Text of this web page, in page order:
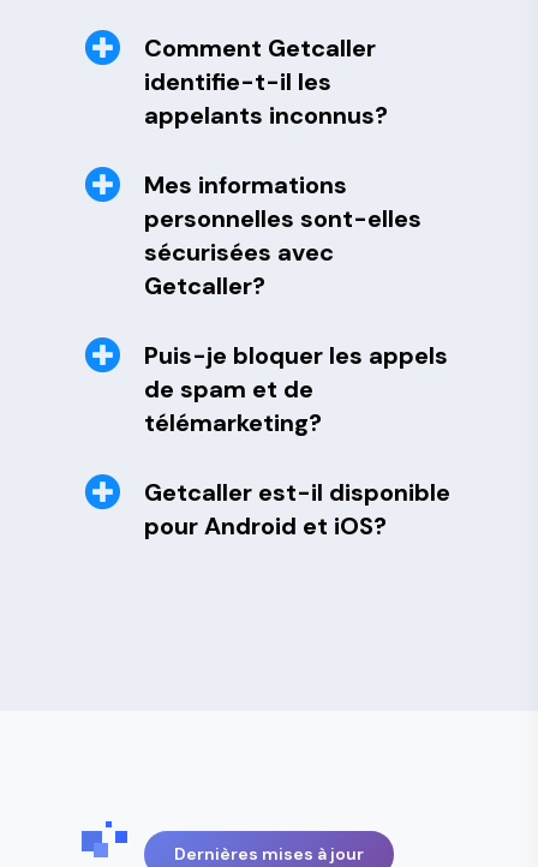
Comment Getcaller
identifie-t-il les
appelants inconnus?
Mes informations
personnelles sont-elles
sécurisées avec
Getcaller?
Puis-je bloquer les appels
de spam et de
télémarketing?
Getcaller est-il disponible
pour Android et iOS?
Dernières mises à jour